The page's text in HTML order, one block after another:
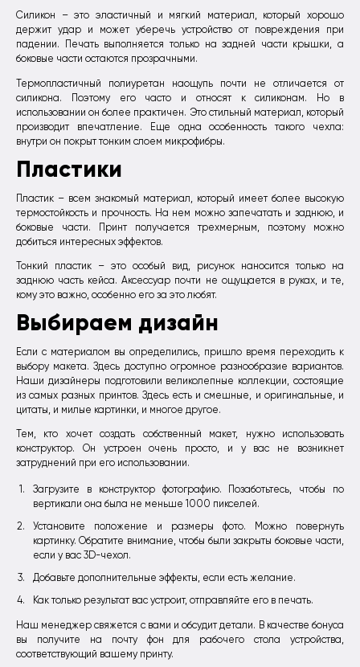
Силикон – это эластичный и мягкий материал, который хорошо
держит удар и может уберечь устройство от повреждения при
падении. Печать выполняется только на задней части крышки, а
боковые части остаются прозрачными.
Термопластичный полиуретан наощупь почти не отличается от
силикона. Поэтому его часто и относят к силиконам. Но в
использовании он более практичен. Это стильный материал, который
производит впечатление. Еще одна особенность такого чехла:
внутри он покрыт тонким слоем микрофибры.
Пластики
Пластик – всем знакомый материал, который имеет более высокую
термостойкость и прочность. На нем можно запечатать и заднюю, и
боковые части. Принт получается трехмерным, поэтому можно
добиться интересных эффектов.
Тонкий пластик – это особый вид, рисунок наносится только на
заднюю часть кейса. Аксессуар почти не ощущается в руках, и те,
кому это важно, особенно его за это любят.
Выбираем дизайн
Если с материалом вы определились, пришло время переходить к
выбору макета. Здесь доступно огромное разнообразие вариантов.
Наши дизайнеры подготовили великолепные коллекции, состоящие
из самых разных принтов. Здесь есть и смешные, и оригинальные, и
цитаты, и милые картинки, и многое другое.
Тем, кто хочет создать собственный макет, нужно использовать
конструктор. Он устроен очень просто, и у вас не возникнет
затруднений при его использовании.
Загрузите в конструктор фотографию. Позаботьтесь, чтобы по
вертикали она была не меньше 1000 пикселей.
Установите положение и размеры фото. Можно повернуть
картинку. Обратите внимание, чтобы были закрыты боковые части,
если у вас 3D-чехол.
Добавьте дополнительные эффекты, если есть желание.
Как только результат вас устроит, отправляйте его в печать.
Наш менеджер свяжется с вами и обсудит детали. В качестве бонуса
вы получите на почту фон для рабочего стола устройства,
соответствующий вашему принту.